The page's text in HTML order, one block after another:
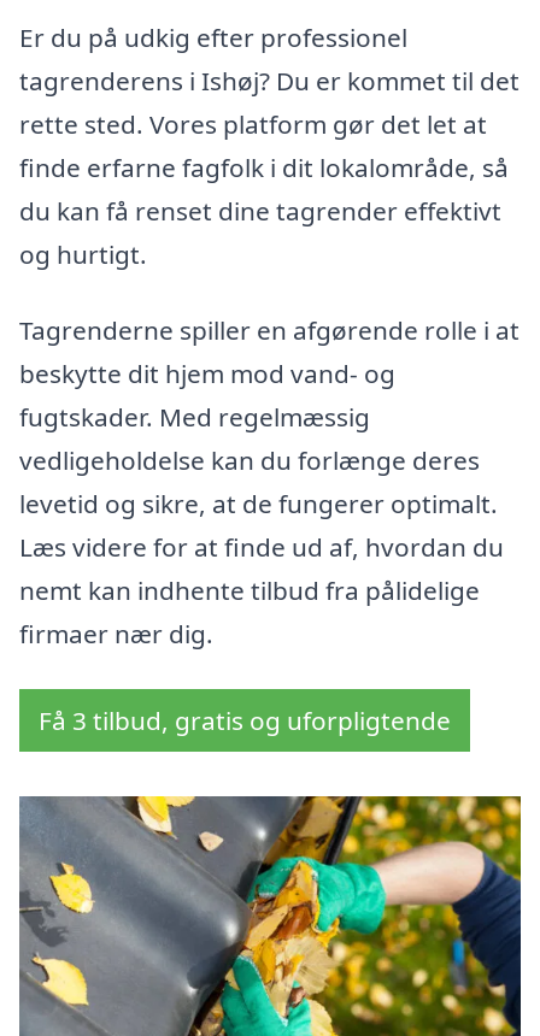
Er du på udkig efter professionel
tagrenderens i Ishøj? Du er kommet til det
rette sted. Vores platform gør det let at
finde erfarne fagfolk i dit lokalområde, så
du kan få renset dine tagrender effektivt
og hurtigt.
Tagrenderne spiller en afgørende rolle i at
beskytte dit hjem mod vand- og
fugtskader. Med regelmæssig
vedligeholdelse kan du forlænge deres
levetid og sikre, at de fungerer optimalt.
Læs videre for at finde ud af, hvordan du
nemt kan indhente tilbud fra pålidelige
firmaer nær dig.
Få 3 tilbud, gratis og uforpligtende